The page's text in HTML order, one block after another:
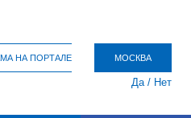
НА ПОРТАЛЕ МОСКВА
Да/ Нет